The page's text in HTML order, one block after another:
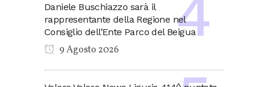
Daniele Buschiazzo sarà il
rappresentante della Regione nel
Consiglio dell’Ente Parco del Beigua
9 Agosto 2026